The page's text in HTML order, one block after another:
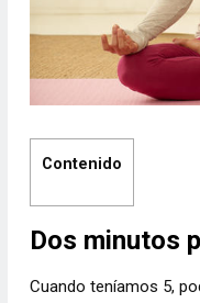
Contenido
Dos minutos
Cuando teníamos 5,